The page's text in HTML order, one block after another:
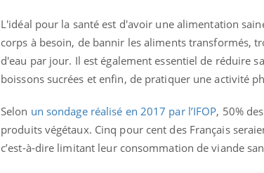
L'idéal pour la santé est d'avoir une alimentation
corps à besoin, de bannir les aliments transformés,
d'eau par jour. Il est également essentiel de réduire
boissons sucrées et enfin, de pratiquer une activité
Selon un sondage réalisé en 2017 par l’IFOP, 50%
produits végétaux. Cinq pour cent des Français
c’est-à-dire limitant leur consommation de viande